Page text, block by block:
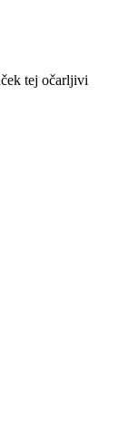
tej očarljivi